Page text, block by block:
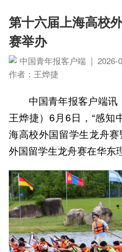
第十六届上海高校
赛举办
中国青年报客户端 | 2026-
作者：王烨捷
中国青年报客户端讯
王烨捷）6月6日，“感
海高校外国留学生龙舟
外国留学生龙舟赛在华东